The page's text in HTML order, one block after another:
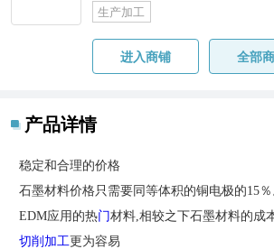
生产加工
进入商铺 全部
产品详情
稳定和合理的价格
石墨材料价格只需要同等体积的铜电极的15
EDM应用的热门材料,相较之下石墨材料的成
切削加工更为容易